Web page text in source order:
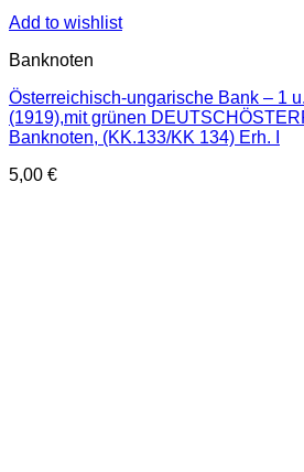
Add to wishlist
Banknoten
Österreichisch-ungarische Bank – 1
(1919),mit grünen
Banknoten, (KK.133/KK 134) Erh. I
5,00 €